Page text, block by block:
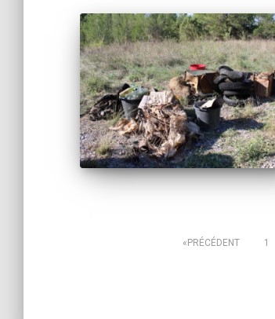
Pagination
PRÉCÉDENT 1